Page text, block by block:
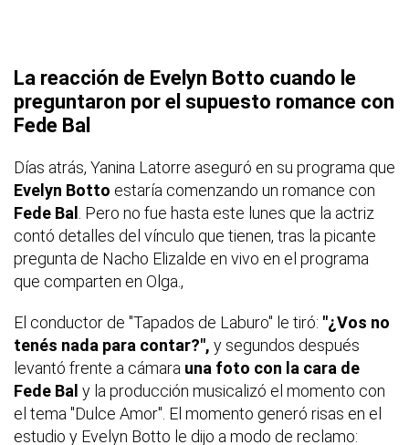
La reacción de Evelyn Botto cuando le
preguntaron por el supuesto romance con
Fede Bal
Días atrás, Yanina Latorre aseguró en su programa que
Evelyn Botto estaría comenzando un romance con
Fede Bal . Pero no fue hasta este lunes que la actriz
contó detalles del vínculo que tienen, tras la picante
pregunta de Nacho Elizalde en vivo en el programa
que comparten en Olga.,
El conductor de "Tapados de Laburo" le tiró: "¿Vos no
tenés nada para contar?", y segundos después
levantó frente a cámara una foto con la cara de
Fede Bal y la producción musicalizó el momento con
el tema "Dulce Amor". El momento generó risas en el
estudio y Evelyn Botto le dijo a modo de reclamo: